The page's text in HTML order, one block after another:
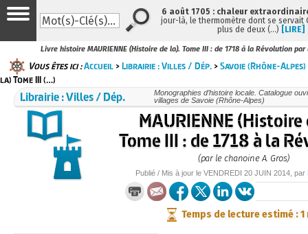
Livre histoire MAURIENNE (Histoire de la). Tome III : de 1718 à la Révolution par
Vous êtes ici :Accueil >Librairie : Villes / Dép. >Savoie (Rhône-Alpes)
la) Tome III (…)
Librairie : Villes / Dép.
Monographies d’histoire locale. Catalogue
villages de Savoie (Rhône-Alpes)
MAURIENNE
Tome III : de 1718 à la
(par le chanoine A. Gros)
Publié / Mis à jour le VENDREDI 20 JUIN 2014 , par
Temps de lecture estimé : 1
6 août 1705 : chaleur
jour-là, le thermomètre dont se servait
plus de deux (…) [LIRE]